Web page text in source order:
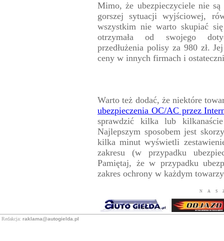
Mimo, że ubezpieczyciele nie
gorszej sytuacji wyjściowej,
wszystkim nie warto skupiać
otrzymała od swojego
przedłużenia polisy za 980 zł.
ceny w innych firmach i
Warto też dodać, że niektóre
ubezpieczenia OC/AC przez
sprawdzić kilka lub
Najlepszym sposobem jest
kilka minut wyświetli
zakresu (w przypadku
Pamiętaj, że w przypadku
zakres ochrony w każdym
Redakcja: raklama@autogielda.pl